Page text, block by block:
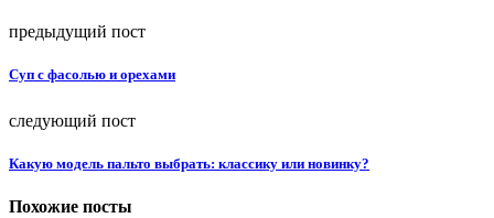
предыдущий пост
Суп с фасолью и орехами
следующий пост
Какую модель пальто выбрать: классику или новинку?
Похожие посты